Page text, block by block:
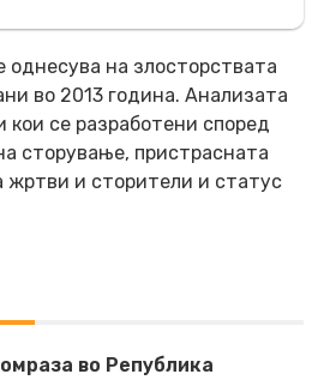
однесува на злосторствата
во 2013 година. Анализата
кои се разработени според
сторување, пристрасната
жртви и сторители и статус
во Република